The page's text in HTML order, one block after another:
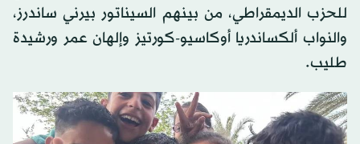
للحزب الديمقراطي، من بينهم السيناتور بيرني ساندرز،
والنواب ألكساندريا أوكاسيو-كورتيز وإلهان عمر ورشيدة
طليب.